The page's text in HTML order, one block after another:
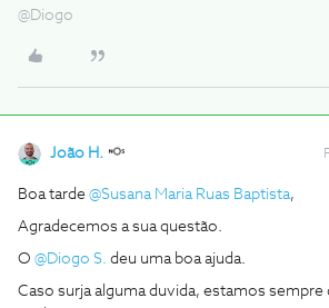
@Diogo
João H.
Boa tarde @Susana Maria Ruas Baptista,
Agradecemos a sua questão.
O @Diogo S. deu uma boa ajuda.
Caso surja alguma duvida, estamos sempre